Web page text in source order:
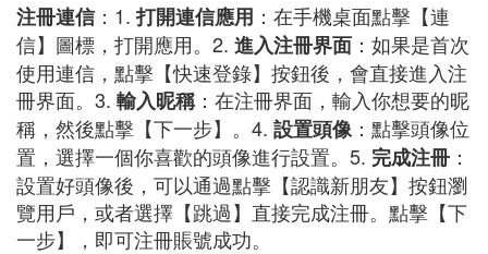
注冊連信：1.打開連信應用 ：在手機桌面點擊【連
信】圖標，打開應用。2. 進入注冊界面 ：如果是首次
使用連信，點擊【快速登錄】按鈕後，會直接進入注
冊界面。3. 輸入昵稱：在注冊界面，輸入你想要的昵
稱，然後點擊【下一步】。4. 設置頭像 ：點擊頭像位
置，選擇一個你喜歡的頭像進行設置。5. 完成注冊 ：
設置好頭像後，可以通過點擊【認識新朋友】按鈕瀏
覽用戶，或者選擇【跳過】直接完成注冊。點擊【下
一步】，即可注冊賬號成功。